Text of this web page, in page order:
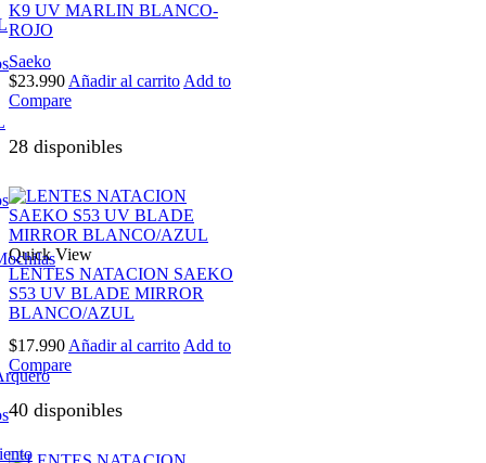
K9 UV MARLIN BLANCO-
ROJO
Saeko
$23.990 Añadir al carrito Add to
Compare
28 disponibles
Quick View
LENTES NATACION SAEKO
S53 UV BLADE MIRROR
BLANCO/AZUL
$17.990 Añadir al carrito Add to
Compare
40 disponibles